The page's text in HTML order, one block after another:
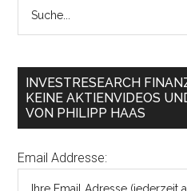
INVESTRESEARCH
KEINE AKTIENVIDEOS
VON PHILIPP HAAS
Email Addresse: